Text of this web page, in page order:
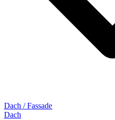
Dach / Fassade
Dach